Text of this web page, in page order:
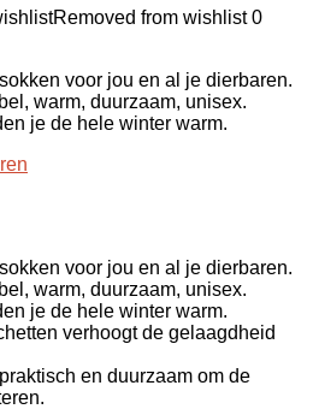
Removed from wishlist 0
voor jou en al je dierbaren.
warm, duurzaam, unisex.
je de hele winter warm.
voor jou en al je dierbaren.
warm, duurzaam, unisex.
je de hele winter warm.
verhoogt de gelaagdheid
en duurzaam om de